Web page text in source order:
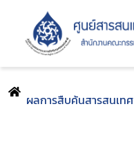
ผลการสืบค้นสารสนเทศ